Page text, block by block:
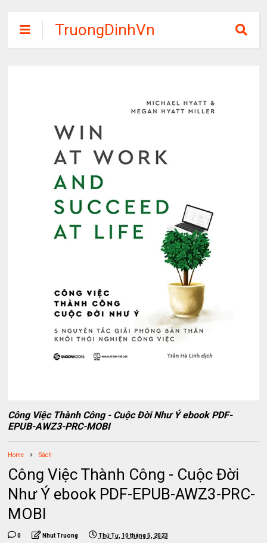
TruongDinhVn
Chia sẽ ebook,
Công Việc Thành Công - Cuộc Đời Như Ý ebook PDF-
EPUB-AWZ3-PRC-MOBI
Home Sách
Công Việc Thành Công - Cuộc Đời
Như Ý ebook PDF-EPUB-AWZ3-PRC-
MOBI
0 Nhut Truong Thứ Tư, 10 tháng 5, 2023